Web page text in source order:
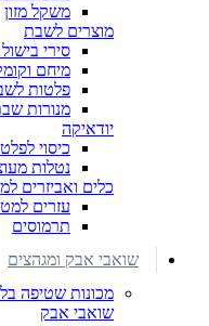
משקל מזון
מוצרים לשבת
סירי
מיחם
פלטות
מנורות
יודאיקה
כיסוי
נטלות
כלים ואביזרים
עזרים
תרמוסים
שואבי אבק ומגהצים
מכונות שטיפה
שואבי אבק